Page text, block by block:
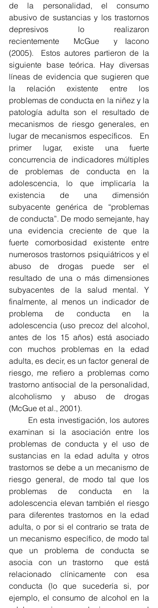
de la personalidad, el consumo
abusivo de sustancias y los trastornos
depresivos  lo  realizaron
recientemente  McGue  y Iacono
(2005).  Estos autores partieron de la
siguiente base teórica. Hay diversas
líneas de evidencia que sugieren que
la relación existente entre los
problemas de conducta en la niñez y la
patología adulta son el resultado de
mecanismos de riesgo generales, en
lugar de mecanismos específicos.   En
primer lugar, existe una fuerte
concurrencia de indicadores múltiples
de problemas de conducta en la
adolescencia, lo que implicaría la
existencia de una dimensión
subyacente genérica de “problemas
de conducta”. De modo semejante, hay
una evidencia creciente de que la
fuerte comorbosidad existente entre
numerosos trastornos psiquiátricos y el
abuso de drogas puede ser el
resultado de una o más dimensiones
subyacentes de la salud mental. Y
finalmente, al menos un indicador de
problema de conducta en la
adolescencia (uso precoz del alcohol,
antes de los 15 años) está asociado
con muchos problemas en la edad
adulta, es decir, es un factor general de
riesgo, me refiero a problemas como
trastorno antisocial de la personalidad,
alcoholismo y abuso de drogas
(McGue et al., 2001).
examinan si la asociación entre los
problemas de conducta y el uso de
sustancias en la edad adulta y otros
trastornos se debe a un mecanismo de
riesgo general, de modo tal que los
problemas de conducta en la
adolescencia elevan también el riesgo
para diferentes trastornos en la edad
adulta, o por si el contrario se trata de
un mecanismo específico, de modo tal
que un problema de conducta se
asocia con un trastorno  que está
relacionado clínicamente con esa
conducta (lo que sucedería si, por
ejemplo, el consumo de alcohol en la